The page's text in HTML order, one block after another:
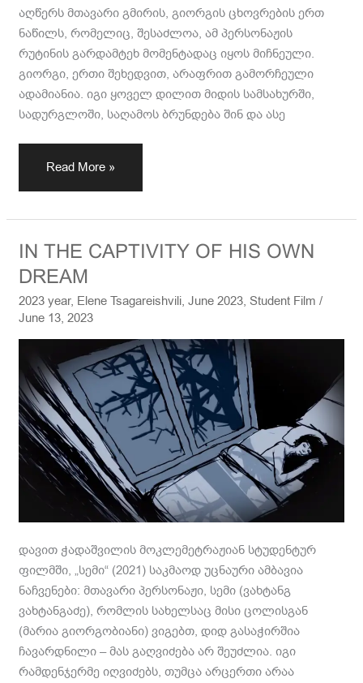
აღწერს მთავარი გმირის, გიორგის ცხოვრების ერთ
ნაწილს, რომელიც, შესაძლოა, ამ პერსონაჟის
რუტინის გარდამტეხ მომენტადაც იყოს მიჩნეული.
გიორგი, ერთი შეხედვით, არაფრით გამორჩეული
ადამიანია. იგი ყოველ დილით მიდის სამსახურში,
სადურგლოში, საღამოს ბრუნდება შინ და ასე
Read More »
IN THE CAPTIVITY OF HIS OWN
DREAM
2023 year, Elene Tsagareishvili,June 2023, Student Film /
June 13, 2023
დავით ჭადაშვილის მოკლემეტრაჟიან სტუდენტურ
ფილმში, „სემი“ (2021) საკმაოდ უცნაური ამბავია
ნაჩვენები: მთავარი პერსონაჟი, სემი (ვახტანგ
ვახტანგაძე), რომლის სახელსაც მისი ცოლისგან
(მარია გიორგობიანი) ვიგებთ, დიდ გასაჭირშია
ჩავარდნილი – მას გაღვიძება არ შეუძლია. იგი
რამდენჯერმე იღვიძებს, თუმცა არცერთი არაა
IN
THE
CAPTIVITY
OF
HIS
DREAM